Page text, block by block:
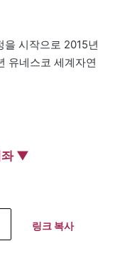
시작으로 2015년
유네스코 세계자연
좌 ▼
링크 복사